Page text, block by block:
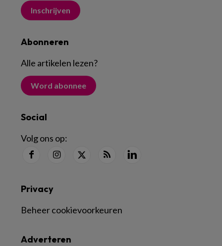
Inschrijven
Abonneren
Alle artikelen lezen?
Word abonnee
Social
Volg ons op:
Adverteren
Privacy
Beheer cookievoorkeuren